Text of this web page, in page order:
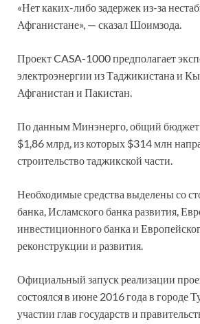
«Нет каких-либо задержек из-за
Афганистане», — сказал Шоимзода.
Проект CASA-1000 предполагает
электроэнергии из Таджикистана и
Афганистан и Пакистан.
По данным Минэнерго, общий бюджет
$1,86 млрд, из которых $314 млн
строительство таджикской части.
Необходимые средства выделены со
банка, Исламского банка развития,
инвестиционного банка и
реконструкции и развития.
Официальный запуск реализации
состоялся в июне 2016 года в городе
участии глав государств и